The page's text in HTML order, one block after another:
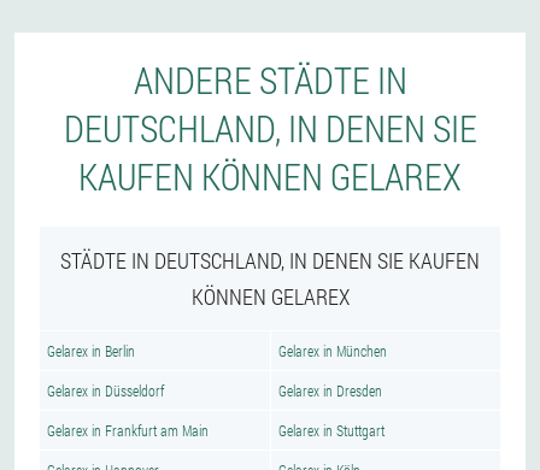
ANDERE STÄDTE IN
DEUTSCHLAND, IN DENEN SIE
KAUFEN KÖNNEN GELAREX
STÄDTE IN DEUTSCHLAND, IN DENEN SIE KAUFEN
KÖNNEN GELAREX
Gelarex in Berlin Gelarex in München
Gelarex in Düsseldorf Gelarex in Dresden
Gelarex in Frankfurt am Main Gelarex in Stuttgart